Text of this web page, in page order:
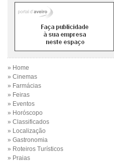
» Home
» Cinemas
» Farmácias
» Feiras
» Eventos
» Horóscopo
» Classificados
» Localização
» Gastronomia
» Roteiros Turísticos
» Praias